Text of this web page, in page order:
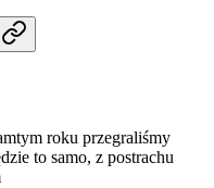
roku przegraliśmy
to samo, z postrachu